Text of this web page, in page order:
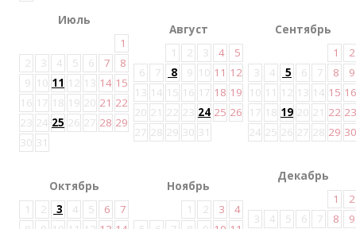
Июль
1
2
3 4 5 6 7
8
9 10 11 12 13 14 15
16 17 18 19 20 21 22
23 24 25 26 27 28 29
30 31
Август
1
2 3 4
5
6
7 8 9 10 11 12
13 14 15 16 17 18 19
20 21 22 23 24 25 26
27 28 29 30 31
Сентябрь
1
2
3
4 5 6 7 8
9
10 11 12 13 14 15 16
17 18 19 20 21 22 23
24 25 26 27 28 29 30
Октябрь
1
2 3 4 5 6
7
Ноябрь
1
2 3
4
Декабрь
1
2
3
4 5 6 7 8 9